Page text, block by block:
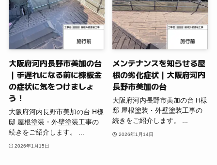
大阪府河内長野市美加の台
｜手遅れになる前に棟板金
の症状に気をつけましょ
う！
大阪府河内長野市美加の台 H様
邸 屋根塗装・外壁塗装工事の
続きをご紹介します。 ...
2026年1月15日
メンテナンスを知らせる屋
根の劣化症状｜大阪府河内
長野市美加の台
大阪府河内長野市美加の台 H様
邸 屋根塗装・外壁塗装工事の
続きをご紹介します。 ...
2026年1月14日